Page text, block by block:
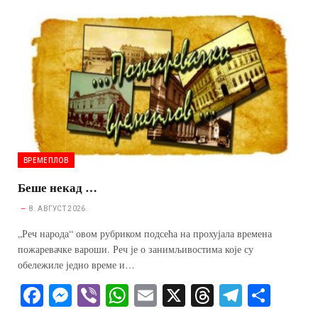
okng
er
A
pp
ds a
m
ВРЕМЕПЛОВ
Беше некад …
8. АВГУСТ 2026.
„Реч народа“ овом рубриком подсећа на прохујала времена
пожаревачке вароши. Реч је о занимљивостима које су
обележиле једно време и…
Fa M Vi W E X T Te